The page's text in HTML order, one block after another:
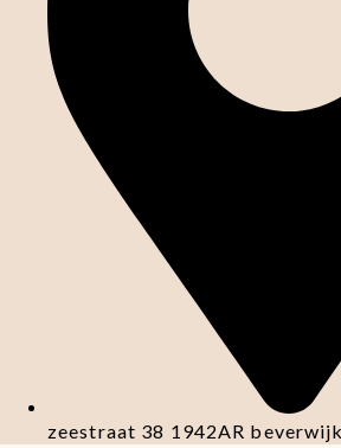
zeestraat 38 1942AR beverwijk